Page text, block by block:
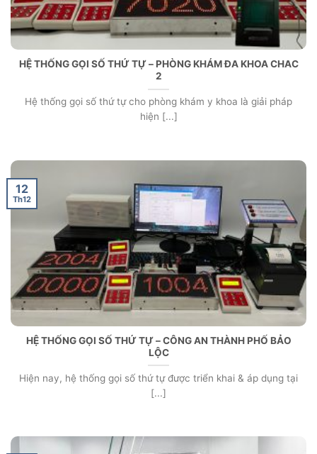
HỆ THỐNG GỌI SỐ THỨ TỰ – PHÒNG KHÁM ĐA KHOA CHAC
2
Hệ thống gọi số thứ tự cho phòng khám y khoa là giải pháp
hiện [...]
HỆ THỐNG GỌI SỐ THỨ TỰ – CÔNG AN THÀNH PHỐ BẢO
LỘC
Hiện nay, hệ thống gọi số thứ tự được triển khai & áp dụng tại
[...]
12
Th12